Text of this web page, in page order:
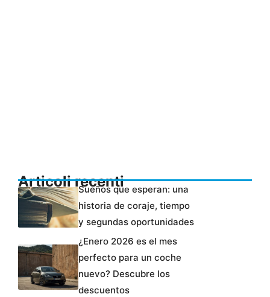
Articoli recentiSueños que esperan: una
historia de coraje, tiempo
y segundas oportunidades
¿Enero 2026 es el mes
perfecto para un coche
nuevo? Descubre los
descuentos